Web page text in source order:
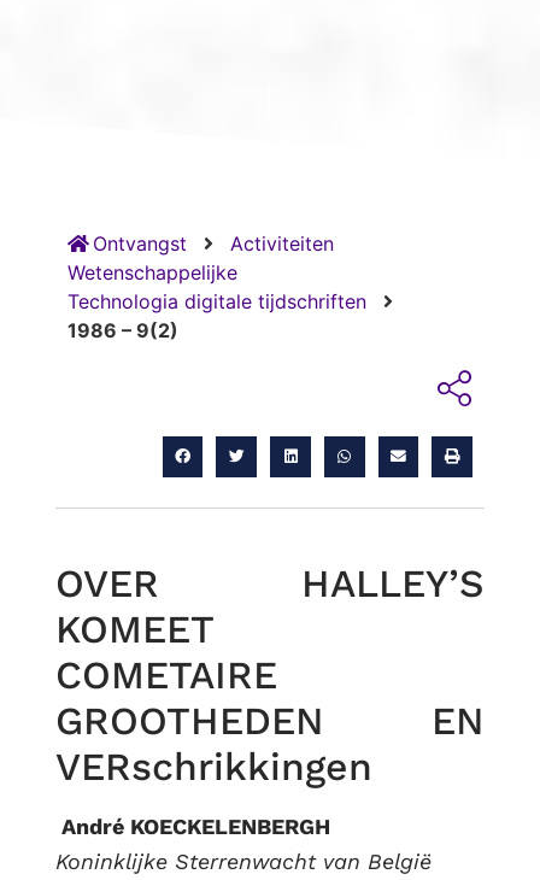
Ontvangst
Activiteiten
Wetenschappelijke
Technologia digitale tijdschriften
1986 – 9(2)
OVER HALLEY’S
KOMEET
COMETAIRE
GROOTHEDEN EN
VERschrikkingen
André KOECKELENBERGH
Koninklijke Sterrenwacht van België